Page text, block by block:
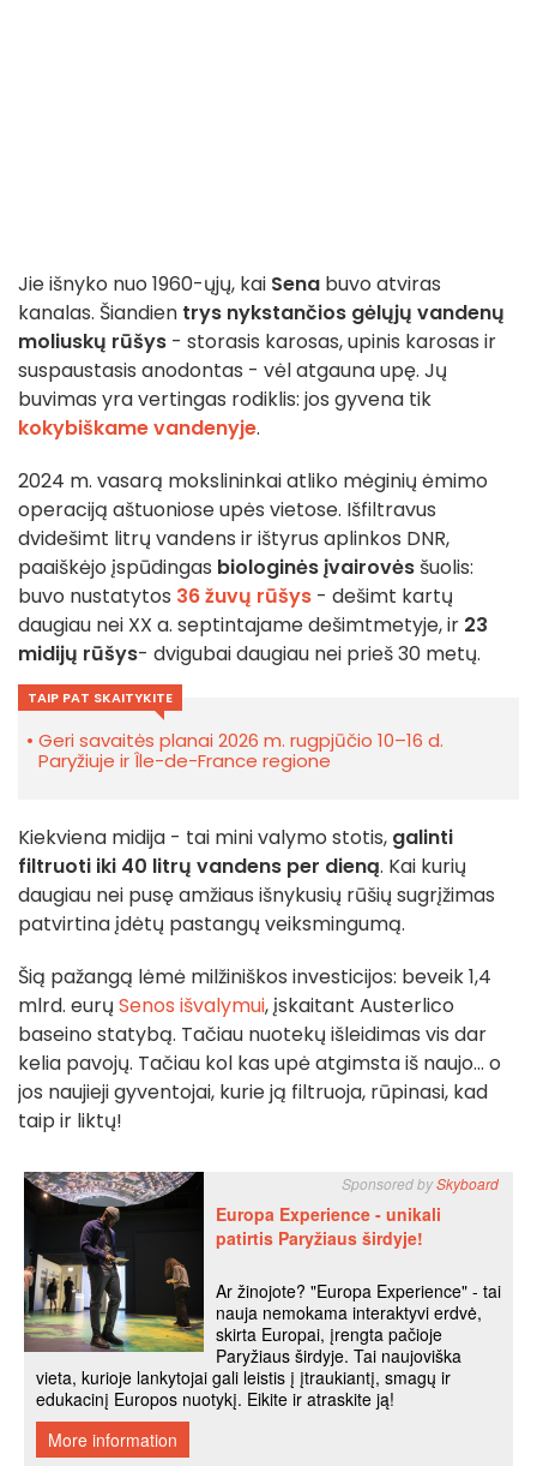
Jie išnyko nuo 1960-ųjų, kai Sena buvo atviras
kanalas. Šiandien trys nykstančios gėlųjų vandenų
moliuskų rūšys - storasis karosas, upinis karosas ir
suspaustasis anodontas - vėl atgauna upę. Jų
buvimas yra vertingas rodiklis: jos gyvena tik
kokybiškame vandenyje.
2024 m. vasarą mokslininkai atliko mėginių ėmimo
operaciją aštuoniose upės vietose. Išfiltravus
dvidešimt litrų vandens ir ištyrus aplinkos DNR,
paaiškėjo įspūdingas biologinės įvairovės šuolis:
buvo nustatytos 36 žuvų rūšys - dešimt kartų
daugiau nei XX a. septintajame dešimtmetyje, ir 23
midijų rūšys- dvigubai daugiau nei prieš 30 metų.
TAIP PAT SKAITYKITE
Geri savaitės planai 2026 m. rugpjūčio 10–16 d.
Paryžiuje ir Île-de-France regione
Kiekviena midija - tai mini valymo stotis, galinti
filtruoti iki 40 litrų vandens per dieną. Kai kurių
daugiau nei pusę amžiaus išnykusių rūšių sugrįžimas
patvirtina įdėtų pastangų veiksmingumą.
Šią pažangą lėmė milžiniškos investicijos: beveik 1,4
mlrd. eurų Senos išvalymui, įskaitant Austerlico
baseino statybą. Tačiau nuotekų išleidimas vis dar
kelia pavojų. Tačiau kol kas upė atgimsta iš naujo... o
jos naujieji gyventojai, kurie ją filtruoja, rūpinasi, kad
taip ir liktų!